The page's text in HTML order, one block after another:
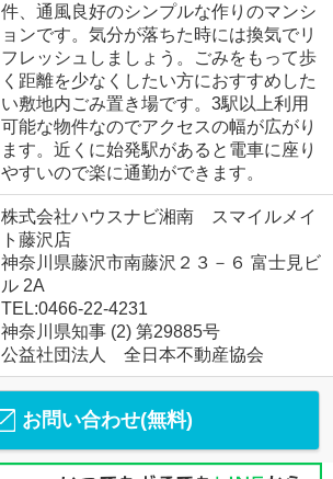
件、通風良好のシンプルな作りのマンシ
ョンです。気分が落ちた時には換気でリ
フレッシュしましょう。ごみをもって歩
く距離を少なくしたい方におすすめした
い敷地内ごみ置き場です。3駅以上利用
可能な物件なのでアクセスの幅が広がり
ます。近くに始発駅があると電車に座り
やすいので楽に通勤ができます。
株式会社ハウスナビ湘南 スマイルメイ
ト藤沢店
神奈川県藤沢市南藤沢２３－６ 富士見ビ
ル 2A
TEL:0466-22-4231
神奈川県知事 (2) 第29885号
公益社団法人 全日本不動産協会
お問い合わせ(無料)